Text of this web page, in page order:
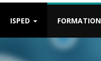
ISPED FORMATION